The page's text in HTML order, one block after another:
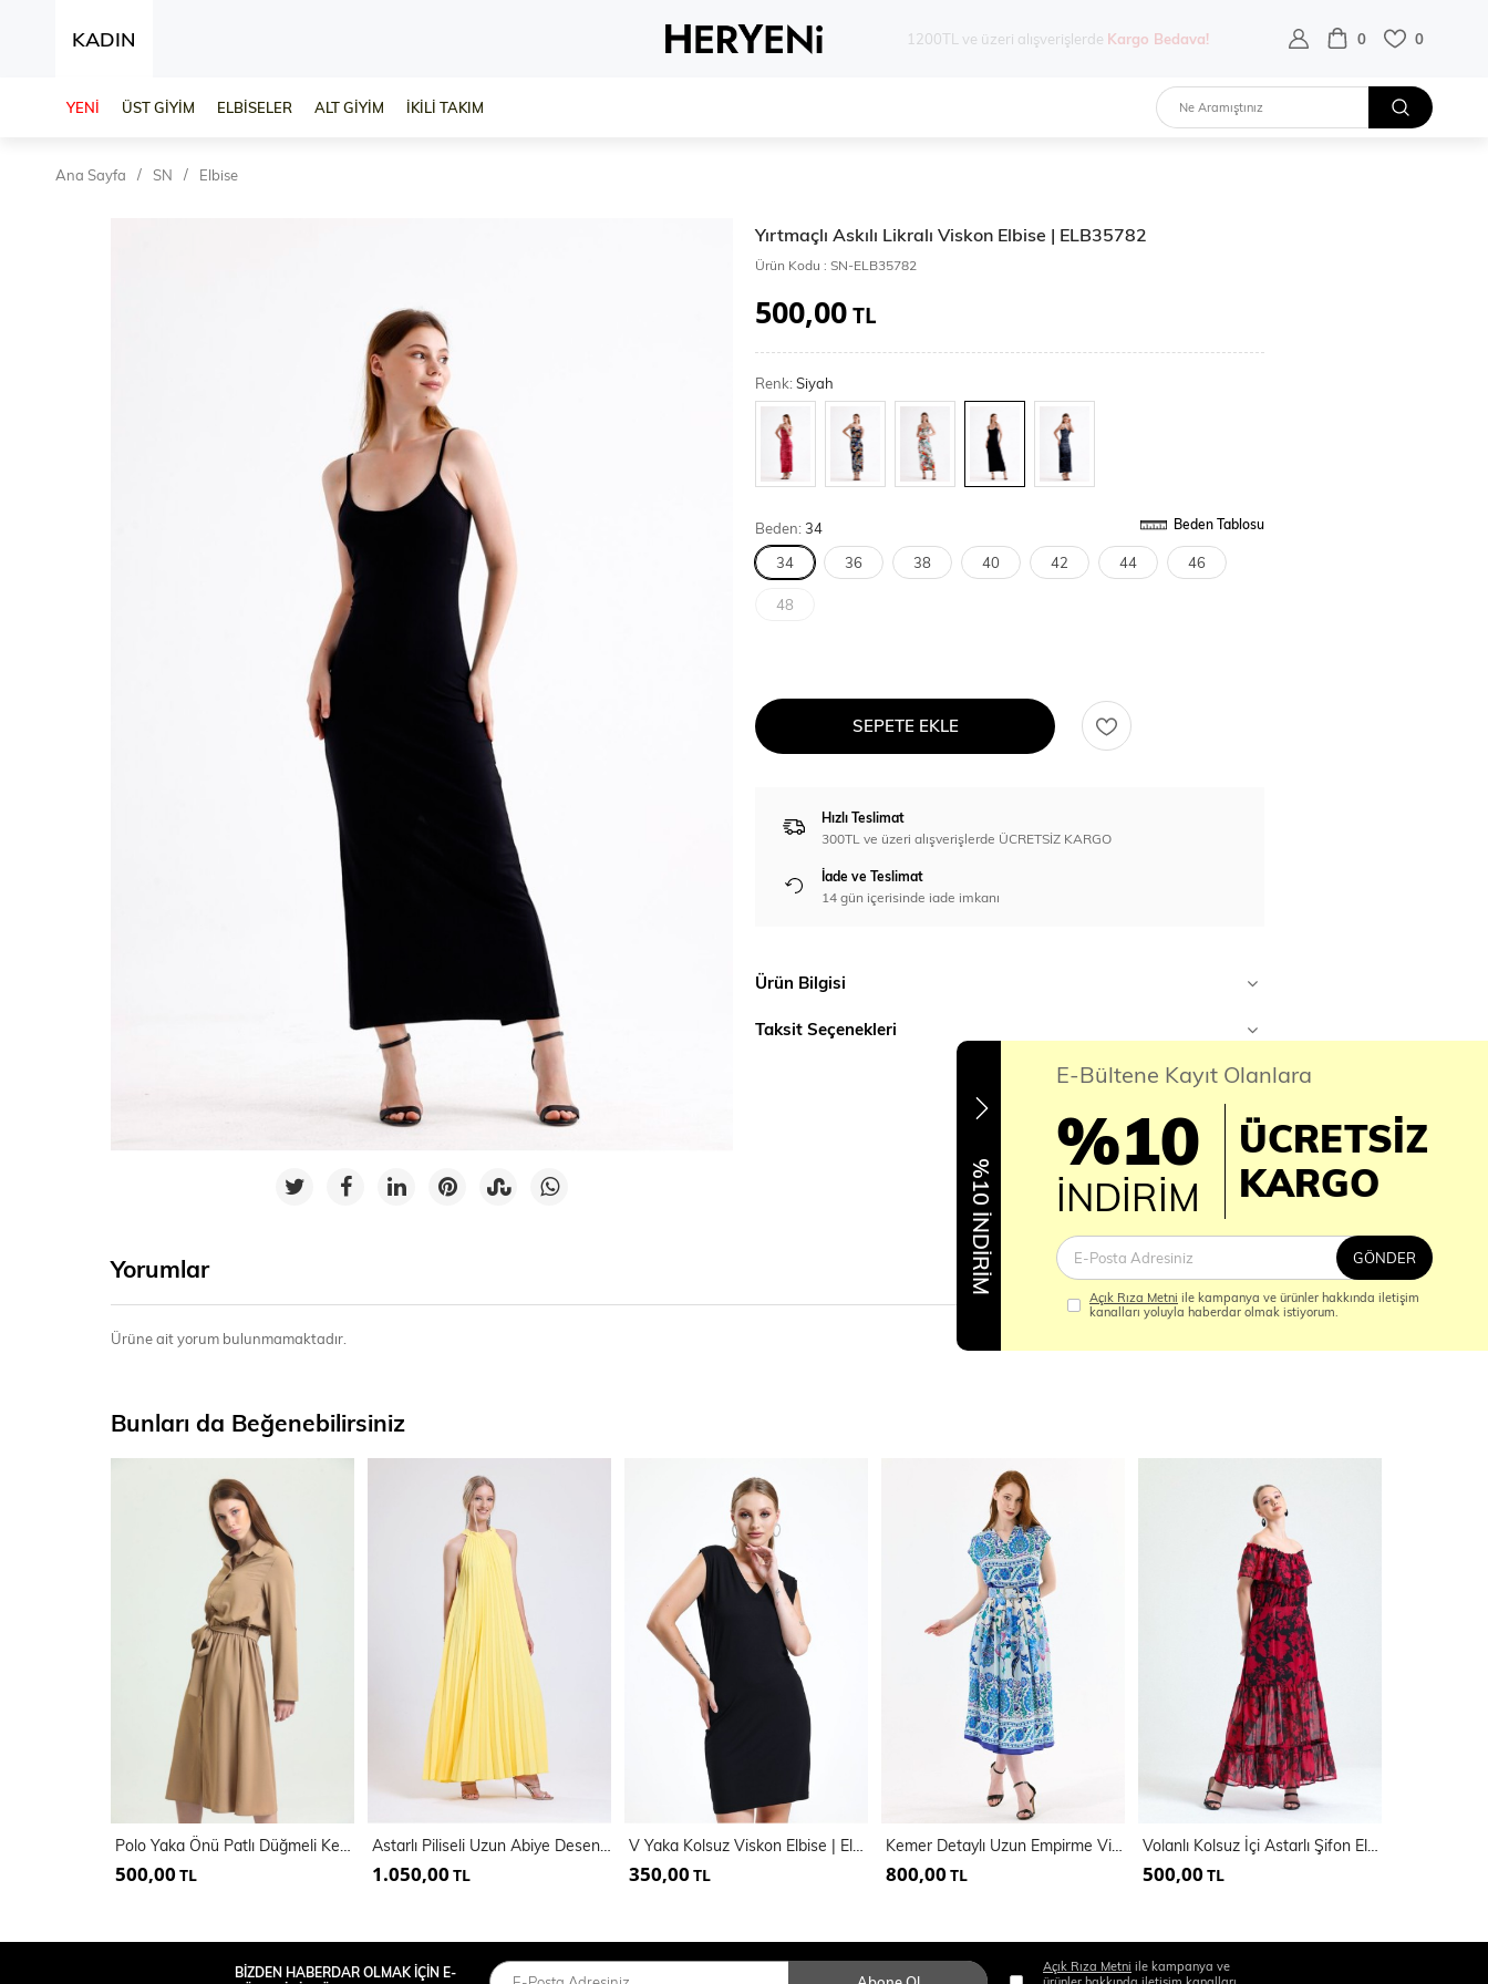
KADIN Whatsapp destek hattı:0 532 452 02 68 0 0
YENİ ÜST GİYİM ELBİSELER ALT GİYİM İKİLİ TAKIM
Ana Sayfa SN Elbise
Yırtmaçlı Askılı Likralı Viskon Elbise | ELB35782
Ürün Kodu : SN-ELB35782
500,00TL
Renk:Siyah
Beden:34 Beden Tablosu
34 36 38 40 42 44 46
48
SEPETE EKLE
Hızlı Teslimat
300TL ve üzeri alışverişlerde ÜCRETSİZ KARGO
İade ve Teslimat
14 gün içerisinde iade imkanı
Ürün Bilgisi
Taksit Seçenekleri
Yorumlar
Ürüne ait yorum bulunmamaktadır.
Bunları da Beğenebilirsiniz
Polo Yaka Önü Patlı Düğmeli Kemerli Uzun Kol Aerobin Elbise | Elb33577
500,00 TL
Astarlı Piliseli Uzun Abiye Desenli Şifon Elbise | ELB3512
1.050,00 TL
V Yaka Kolsuz Viskon Elbise | Elb35023
350,00 TL
Kemer Detaylı Uzun Empirme Viskon Jile Elbise | Elb35648
800,00 TL
Volanlı Kolsuz İçi Astarlı Şifon Elbise | Elb34301
500,00 TL
%10 İNDİRİM
E-Bültene Kayıt Olanlara
%10
İNDİRİM
ÜCRETSİZ
KARGO
GÖNDER
Açık Rıza Metni ile kampanya ve ürünler hakkında iletişim
kanalları yoluyla haberdar olmak istiyorum.
BİZDEN HABERDAR OLMAK İÇİN E-
Açık Rıza Metni ile kampanya ve